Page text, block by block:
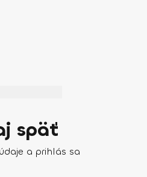
späť
a prihlás sa